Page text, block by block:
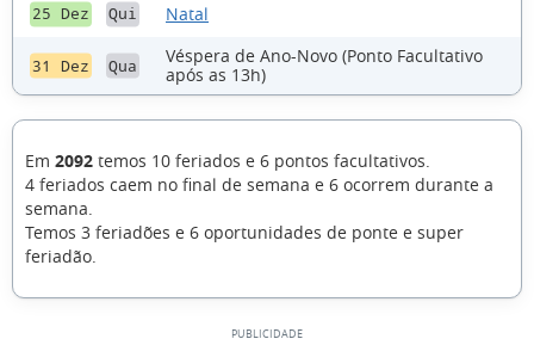
25 Dez Qui Natal
31 Dez Qua
Véspera de Ano-Novo (Ponto Facultativo
após as 13h)
Em 2092 temos 10 feriados e 6 pontos facultativos.
4 feriados caem no final de semana e 6 ocorrem durante a
semana.
Temos 3 feriadões e 6 oportunidades de ponte e super
feriadão.